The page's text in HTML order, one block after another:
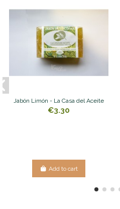
Jabón Limón - La Casa del Aceite
€3.30
Add to cart